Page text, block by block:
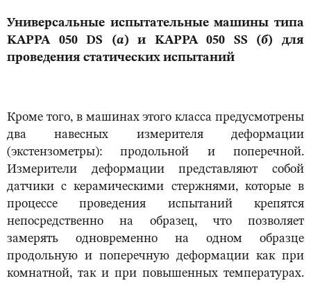
Универсальные испытательные машины типа
KAPPA 050 DS (а) и KAPPA 050 SS (б) для
проведения статических испытаний
Кроме того, в машинах этого класса предусмотрены
два навесных измерителя деформации
(экстензометры): продольной и поперечной.
Измерители деформации представляют собой
датчики с керамическими стержнями, которые в
процессе проведения испытаний крепятся
непосредственно на образец, что позволяет
замерять одновременно на одном образце
продольную и поперечную деформации как при
комнатной, так и при повышенных температурах.